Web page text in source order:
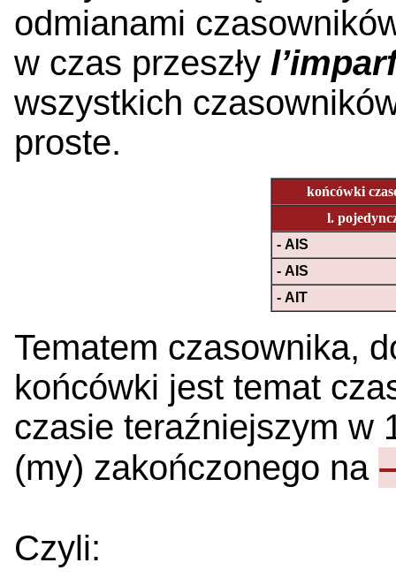
odmianami
w czas przeszły
wszystkich
proste.
końcówki
l.
- AIS
- AIS
- AIT
Tematem czasownika,
końcówki jest temat
czasie teraźniejszym w
(my) zakończonego na
Czyli: